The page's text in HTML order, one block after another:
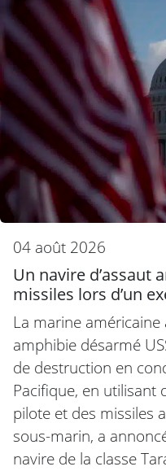
04 août 2026
Un navire d’assaut
missiles lors d’un
La marine américaine
amphibie désarmé
de destruction en
Pacifique, en utilisant
pilote et des missiles
sous-marin, a
navire de la classe